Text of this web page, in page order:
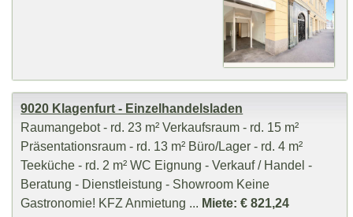
9020 Klagenfurt - Einzelhandelsladen
Raumangebot - rd. 23 m² Verkaufsraum - rd. 15 m²
Präsentationsraum - rd. 13 m² Büro/Lager - rd. 4 m²
Teeküche - rd. 2 m² WC Eignung - Verkauf / Handel -
Beratung - Dienstleistung - Showroom Keine
Gastronomie! KFZ Anmietung ... Miete: € 821,24